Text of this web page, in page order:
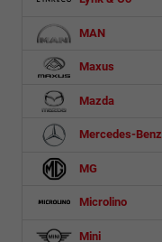
MAN
Maxus
Mazda
Mercedes-Benz
MG
Microlino
Mini